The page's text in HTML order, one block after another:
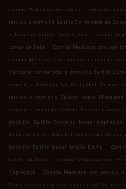
Comida Mexicana con servicio a domicilio
servicio a domicilio Saltillo Sin Nombre de
a domicilio Saltillo Loma Blanca . Comida
Lomas de Peña . Comida Mexicana con
Comida Mexicana con servicio a domicilio
Mexicana con servicio a domicilio Saltillo
servicio a domicilio Saltillo Ciudad Mirasierra
servicio a domicilio Saltillo Nuevo
servicio a domicilio Saltillo Antonio Cárdenas
domicilio Saltillo González Norte Ampliación
domicilio Saltillo Antonio Cárdenas Sur
domicilio Saltillo Isabel Amalia Dávila
.
Saltillo Anáhuac
. Comida Mexicana con
Magueyada
. Comida Mexicana con servicio
Mexicana con servicio a domicilio Saltillo Real